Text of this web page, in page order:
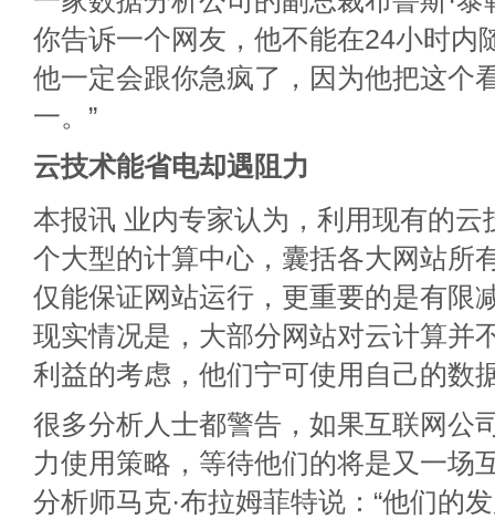
你告诉一个网友，他不能在24小时内
他一定会跟你急疯了，因为他把这个
一。”
云技术能省电却遇阻力
本报讯 业内专家认为，利用现有的云
个大型的计算中心，囊括各大网站所
仅能保证网站运行，更重要的是有限
现实情况是，大部分网站对云计算并
利益的考虑，他们宁可使用自己的数
很多分析人士都警告，如果互联网公
力使用策略，等待他们的将是又一场
分析师马克·布拉姆菲特说：“他们的